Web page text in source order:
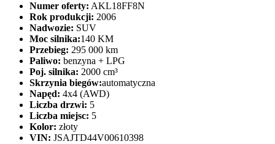
Numer oferty: AKL18FF8N
Rok produkcji: 2006
Nadwozie: SUV
Moc silnika:140 KM
Przebieg: 295 000 km
Paliwo: benzyna + LPG
Poj. silnika: 2000 cm³
Skrzynia biegów:automatyczna
Napęd: 4x4 (AWD)
Liczba drzwi: 5
Liczba miejsc: 5
Kolor: złoty
VIN: JSAJTD44V00610398